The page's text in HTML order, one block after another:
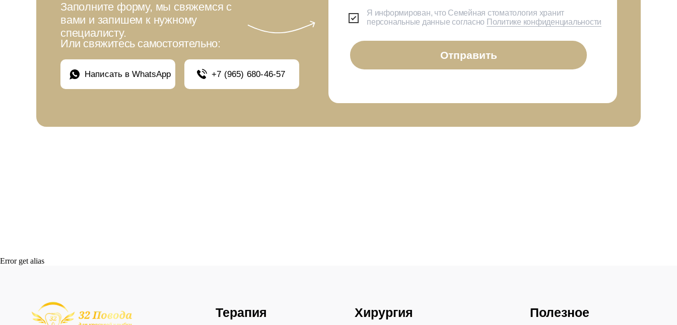
+7 (965) 680-46-57
Написать в WhatsApp
Или свяжитесь самостоятельно:
Заполните форму, мы свяжемся с
вами и запишем к нужному
специалисту.
Отправить
Я информирован, что Семейная стоматология хранит
персональные данные согласно Политике конфиденциальности
Error get alias
Терапия Хирургия Полезное